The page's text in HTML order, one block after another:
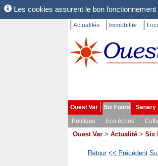
Les cookies assurent le bon
Actualités Immobilier
Ouest Var Six Fours Sanary
Politique
Eco échos
Ouest Var > Actualité > Six
Retour << Précédent